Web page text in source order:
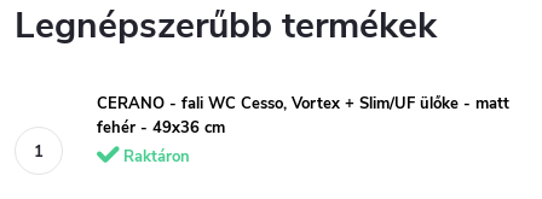
Legnépszerűbb termékek
CERANO - fali WC Cesso, Vortex + Slim/UF ülőke - matt
fehér - 49x36 cm
Raktáron